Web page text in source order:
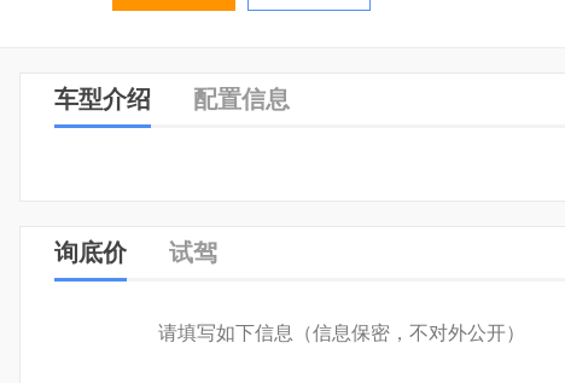
车型介绍 配置信息
询底价 试驾
请填写如下信息（信息保密，不对外公开）